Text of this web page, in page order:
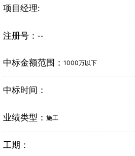
项目经理:
注册号： --
中标金额范围： 1000万以下
中标时间：
业绩类型： 施工
工期：